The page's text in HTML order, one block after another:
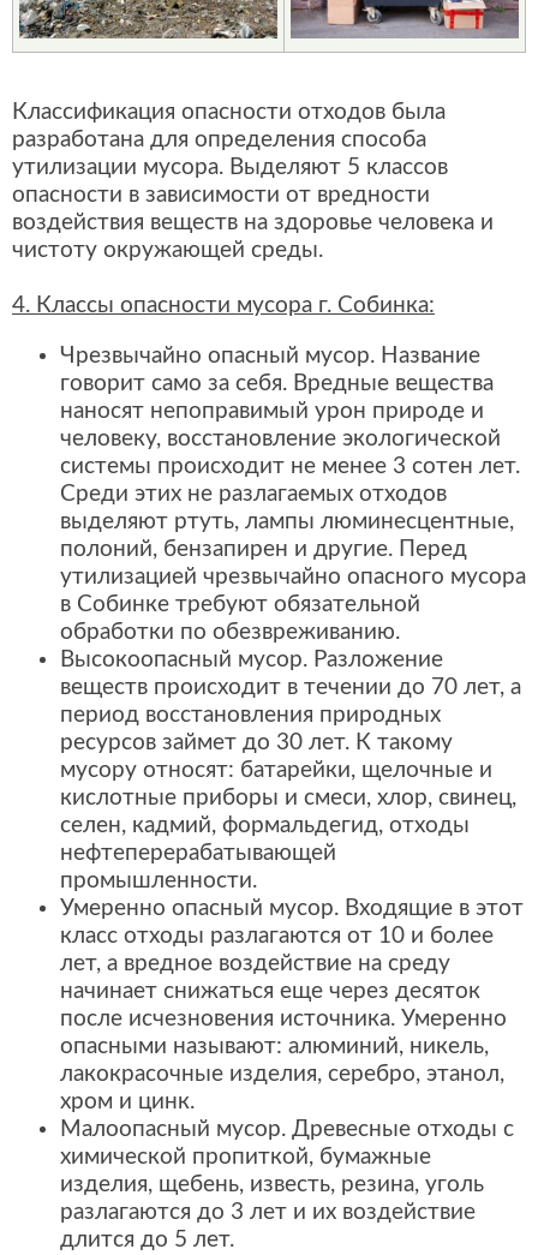
Классификация опасности отходов была
разработана для определения способа
утилизации мусора. Выделяют 5 классов
опасности в зависимости от вредности
воздействия веществ на здоровье человека и
чистоту окружающей среды.
4. Классы опасности мусора г. Собинка:
Чрезвычайно опасный мусор. Название
говорит само за себя. Вредные вещества
наносят непоправимый урон природе и
человеку, восстановление экологической
системы происходит не менее 3 сотен лет.
Среди этих не разлагаемых отходов
выделяют ртуть, лампы люминесцентные,
полоний, бензапирен и другие. Перед
утилизацией чрезвычайно опасного мусора
в Собинке требуют обязательной
обработки по обезвреживанию.
Высокоопасный мусор. Разложение
веществ происходит в течении до 70 лет, а
период восстановления природных
ресурсов займет до 30 лет. К такому
мусору относят: батарейки, щелочные и
кислотные приборы и смеси, хлор, свинец,
селен, кадмий, формальдегид, отходы
нефтеперерабатывающей
промышленности.
Умеренно опасный мусор. Входящие в этот
класс отходы разлагаются от 10 и более
лет, а вредное воздействие на среду
начинает снижаться еще через десяток
после исчезновения источника. Умеренно
опасными называют: алюминий, никель,
лакокрасочные изделия, серебро, этанол,
хром и цинк.
Малоопасный мусор. Древесные отходы с
химической пропиткой, бумажные
изделия, щебень, известь, резина, уголь
разлагаются до 3 лет и их воздействие
длится до 5 лет.